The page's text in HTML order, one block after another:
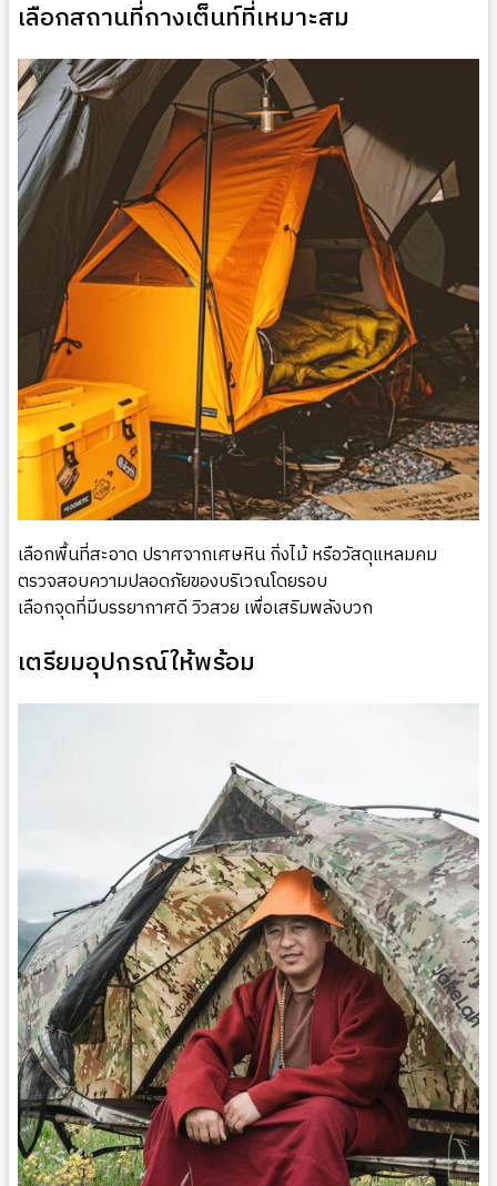
เลือกสถานที่กางเต็นท์ที่เหมาะสม
เลือกพื้นที่สะอาด ปราศจากเศษหิน กิ่งไม้ หรือวัสดุแหลมคม
ตรวจสอบความปลอดภัยของบริเวณโดยรอบ
เลือกจุดที่มีบรรยากาศดี วิวสวย เพื่อเสริมพลังบวก
เตรียมอุปกรณ์ให้พร้อม